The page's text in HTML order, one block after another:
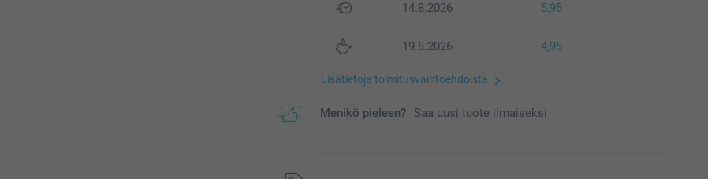
14.8.2026 5,95
19.8.2026 4,95
Lisätietoja toimitusvaihtoehdoista
Menikö pieleen? Saa uusi tuote ilmaiseksi